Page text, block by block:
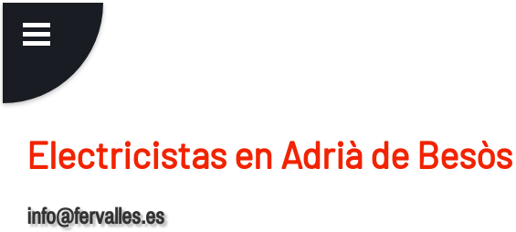
Electricistas en Adrià de Besòs
info@fervalles.es